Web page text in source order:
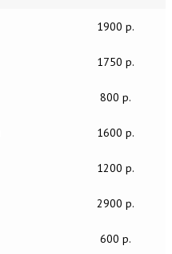
1900 р.
1750 р.
800 р.
1600 р.
1200 р.
2900 р.
600 р.